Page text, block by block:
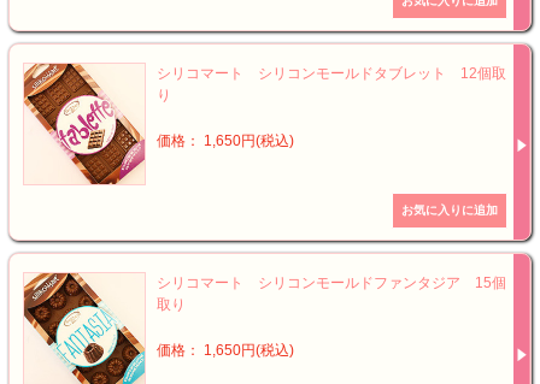
シリコマート シリコンモールドタブレット 12個取
り
価格： 1,650円(税込)
シリコマート シリコンモールドファンタジア 15個
取り
価格： 1,650円(税込)